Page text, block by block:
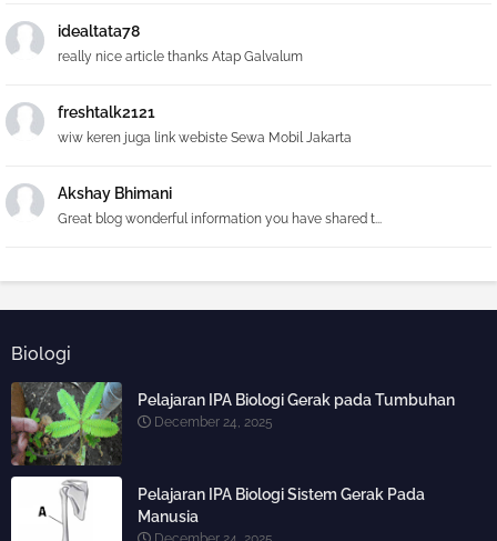
idealtata78
really nice article thanks Atap Galvalum
freshtalk2121
wiw keren juga link webiste Sewa Mobil Jakarta
Akshay Bhimani
Great blog wonderful information you have shared t...
Biologi
Pelajaran IPA Biologi Gerak pada Tumbuhan
December 24, 2025
Pelajaran IPA Biologi Sistem Gerak Pada
Manusia